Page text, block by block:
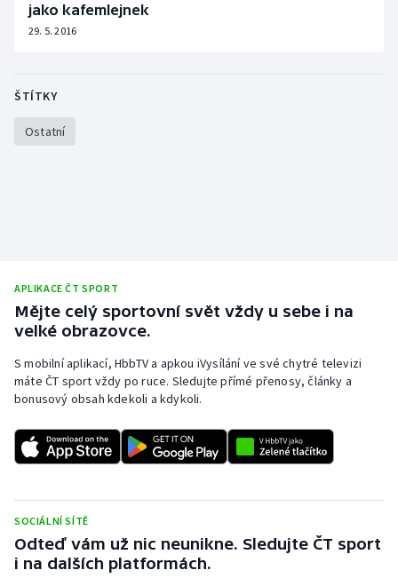
jako kafemlejnek
29. 5. 2016
ŠTÍTKY
Ostatní
APLIKACE ČT SPORT
Mějte celý sportovní svět vždy u sebe i na
velké obrazovce.
S mobilní aplikací, HbbTV a apkou iVysílání ve své chytré televizi
máte ČT sport vždy po ruce. Sledujte přímé přenosy, články a
bonusový obsah kdekoli a kdykoli.
SOCIÁLNÍ SÍTĚ
Odteď vám už nic neunikne. Sledujte ČT sport
i na dalších platformách.